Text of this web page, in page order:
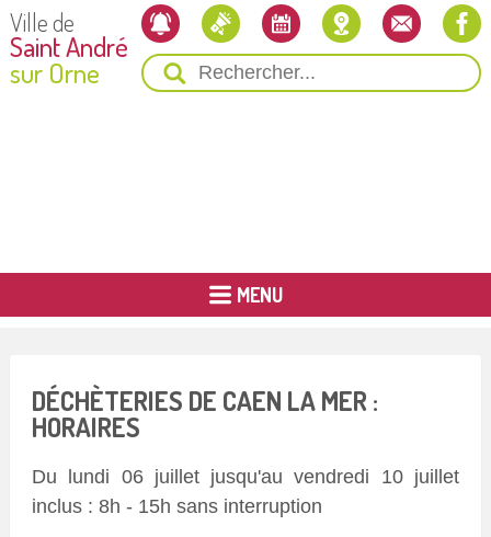
Ville de
Saint André
sur Orne
MENU
DÉCHÈTERIES DE CAEN LA MER :
HORAIRES
Du lundi 06 juillet jusqu'au vendredi 10 juillet
inclus : 8h - 15h sans interruption